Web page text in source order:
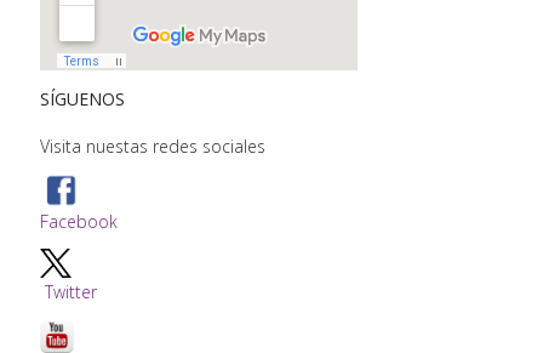
SÍGUENOS
Visita nuestas redes sociales
Facebook
Twitter